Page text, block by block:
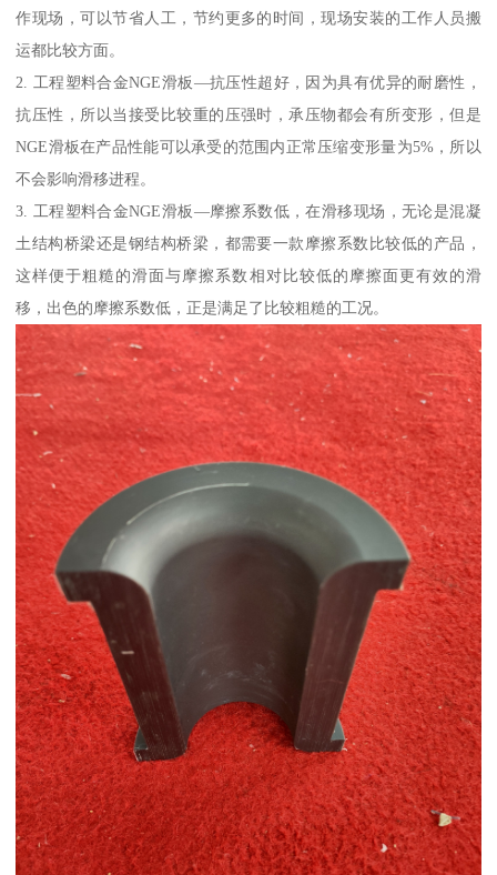
作现场，可以节省人工，节约更多的时间，现场安装的工作人员搬
运都比较方面。
2. 工程塑料合金NGE滑板—抗压性超好，因为具有优异的耐磨性，
抗压性，所以当接受比较重的压强时，承压物都会有所变形，但是
NGE滑板在产品性能可以承受的范围内正常压缩变形量为5%，所以
不会影响滑移进程。
3. 工程塑料合金NGE滑板—摩擦系数低，在滑移现场，无论是混凝
土结构桥梁还是钢结构桥梁，都需要一款摩擦系数比较低的产品，
这样便于粗糙的滑面与摩擦系数相对比较低的摩擦面更有效的滑
移，出色的摩擦系数低，正是满足了比较粗糙的工况。